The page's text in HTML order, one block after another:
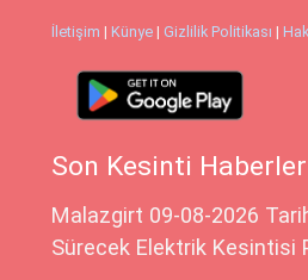
İletişim | Künye | Gizlilik Politikası |
Son Kesinti
Malazgirt 09-08-2026
Sürecek Elektrik Kesintisi